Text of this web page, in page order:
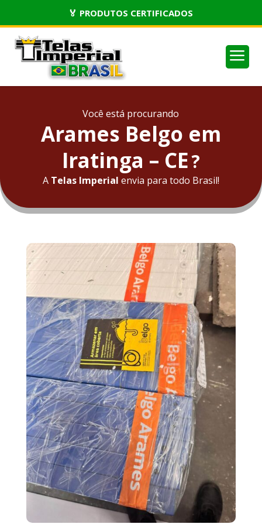
🏅 PRODUTOS CERTIFICADOS
a
Você está procurando
Arames Belgo em
Iratinga – CE?
A Telas Imperial envia para todo Brasil!